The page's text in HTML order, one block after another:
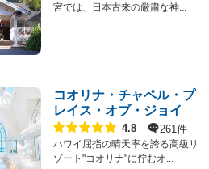
宮では、日本古来の厳粛な神...
コオリナ・チャペル・プ
レイス・オブ・ジョイ
点数
4.8 261件
ハワイ屈指の晴天率を誇る高級リ
ゾート"コオリナ"に佇むオ...